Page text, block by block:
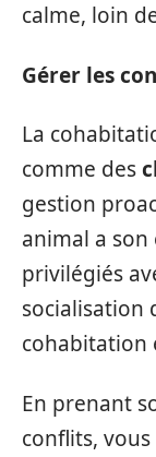
calme, loin
Gérer les
La
comme des
gestion
animal a son
privilégiés
socialisation
cohabitation
En prenant
conflits,